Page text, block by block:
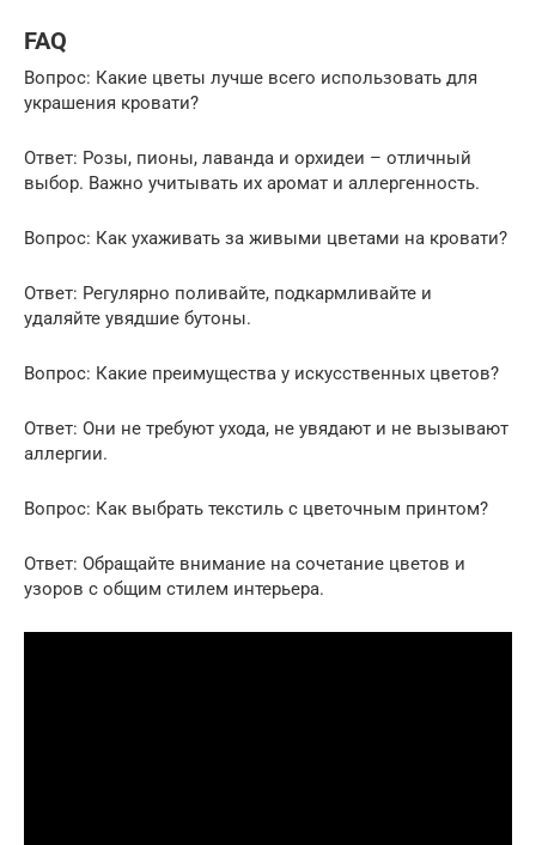
FAQ
Вопрос: Какие цветы лучше всего использовать для
украшения кровати?
Ответ: Розы, пионы, лаванда и орхидеи – отличный
выбор. Важно учитывать их аромат и аллергенность.
Вопрос: Как ухаживать за живыми цветами на кровати?
Ответ: Регулярно поливайте, подкармливайте и
удаляйте увядшие бутоны.
Вопрос: Какие преимущества у искусственных цветов?
Ответ: Они не требуют ухода, не увядают и не вызывают
аллергии.
Вопрос: Как выбрать текстиль с цветочным принтом?
Ответ: Обращайте внимание на сочетание цветов и
узоров с общим стилем интерьера.